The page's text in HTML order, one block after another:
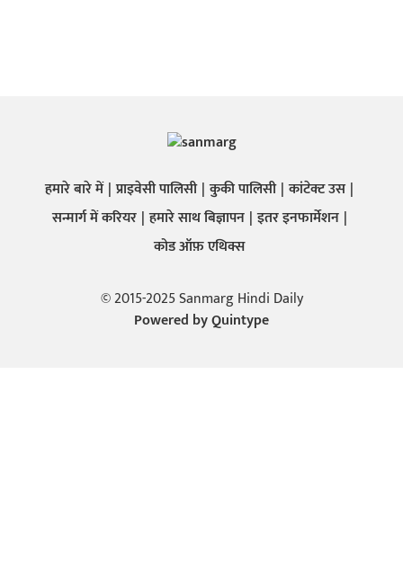
हमारे बारे में प्राइवेसी पालिसी कुकी पालिसी कांटेक्ट उस
सन्मार्ग में करियर हमारे साथ बिज्ञापन इतर इनफार्मेशन
कोड ऑफ़ एथिक्स
© 2015-2025 Sanmarg Hindi Daily
Powered byQuintype